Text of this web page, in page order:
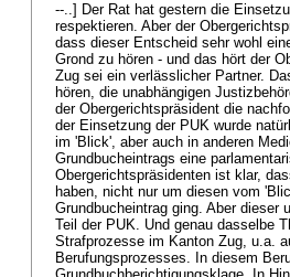
--..] Der Rat hat gestern die
respektieren. Aber der
dass dieser Entscheid sehr wohl
Grond zu hören - und das hört der
Zug sei ein verlässlicher Partner.
hören, die unabhängigen
der Obergerichtspräsident die
der Einsetzung der PUK wurde
im 'Blick', aber auch in anderen
Grundbucheintrags eine
Obergerichtspräsidenten ist klar,
haben, nicht nur um diesen vom
Grundbucheintrag ging. Aber dieser
Teil der PUK. Und genau dasselbe
Strafprozesse im Kanton Zug, u.a.
Berufungsprozesses. In diesem